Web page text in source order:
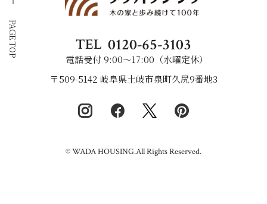
TEL 0120-65-3103
電話受付 9:00〜17:00（水曜定休）
〒509-5142 岐阜県土岐市泉町久尻9番地3
© WADA HOUSING.All Rights Reserved.
PAGE TOP